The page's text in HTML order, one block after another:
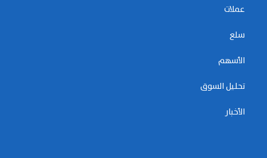
عملات
سلع
الأسهم
تحليل السوق
الأخبار